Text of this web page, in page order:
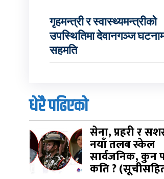
गृहमन्त्री र स्वास्थ्यमन्त्रीको
उपस्थितिमा देवानगञ्ज
सहमति
धेरै पढिएको
सेना, प्रहरी र
नयाँ तलब स्केल
सार्वजनिक, कुन
कति ?